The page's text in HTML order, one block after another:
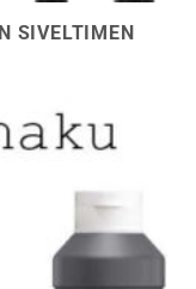
SIVELTIMEN